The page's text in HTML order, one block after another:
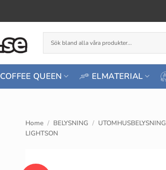
COFFEE QUEEN ELMATERIAL
Home / BELYSNING / UTOMHUSBELYSNING
LIGHTSON